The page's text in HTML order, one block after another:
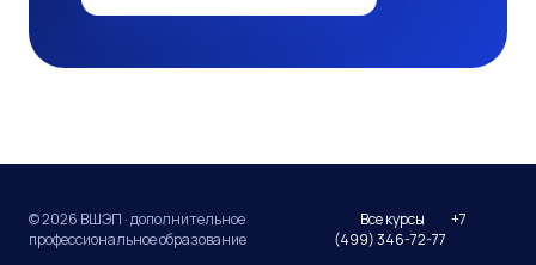
© 2026 ВШЭП · дополнительное
профессиональное образование
Все курсы
+7
(499) 346-72-77